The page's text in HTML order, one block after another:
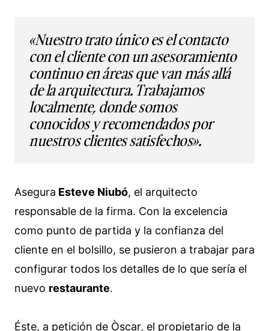
«Nuestro trato único es el contacto
con el cliente con un asesoramiento
continuo en áreas que van más allá
de la arquitectura. Trabajamos
localmente, donde somos
conocidos y recomendados por
nuestros clientes satisfechos».
Asegura Esteve Niubó, el arquitecto
responsable de la firma. Con la excelencia
como punto de partida y la confianza del
cliente en el bolsillo, se pusieron a trabajar para
configurar todos los detalles de lo que sería el
nuevo restaurante.
Éste, a petición de Òscar, el propietario de la